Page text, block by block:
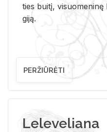
ties bui­tį,
gi­ją.
PERŽIŪRĖTI
Leleveliana